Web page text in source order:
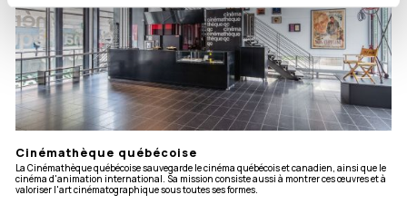
Cinémathèque québécoise
La Cinémathèque québécoise sauvegarde le cinéma québécois et canadien, ainsi que le
cinéma d'animation international. Sa mission consiste aussi à montrer ces œuvres et à
valoriser l'art cinématographique sous toutes ses formes.